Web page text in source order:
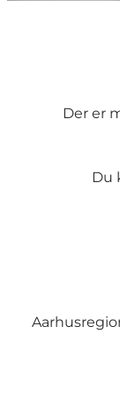
Der er
Du